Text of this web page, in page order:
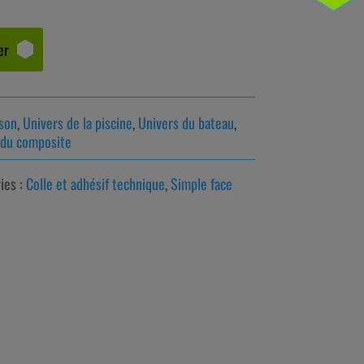
,Univers de la piscine,Univers du bateau,
composite
: Colle et adhésif technique,Simple face